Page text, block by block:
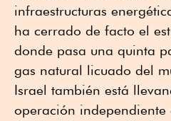
infraestructuras
ha cerrado de facto el
donde pasa una quinta
gas natural licuado del
Israel también está
operación